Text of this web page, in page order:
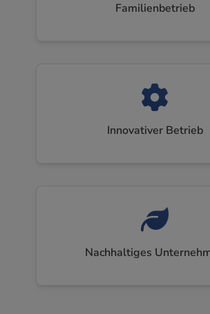
Familienbetrieb
Innovativer Betrieb
Nachhaltiges